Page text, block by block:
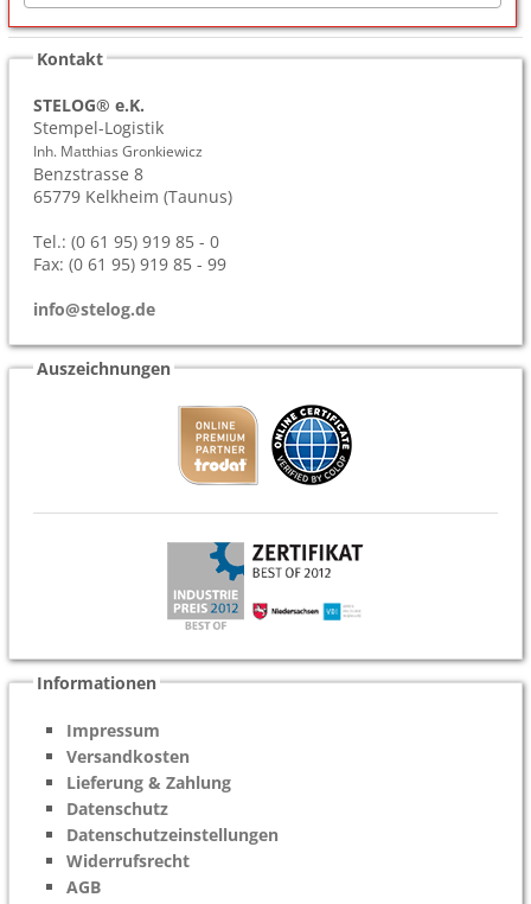
Kontakt
STELOG® e.K.
Stempel-Logistik
Inh. Matthias Gronkiewicz
Benzstrasse 8
65779 Kelkheim (Taunus)
Tel.: (0 61 95) 919 85 - 0
Fax: (0 61 95) 919 85 - 99
info@stelog.de
Auszeichnungen
Informationen
Impressum
Versandkosten
Lieferung & Zahlung
Datenschutz
Datenschutzeinstellungen
Widerrufsrecht
AGB